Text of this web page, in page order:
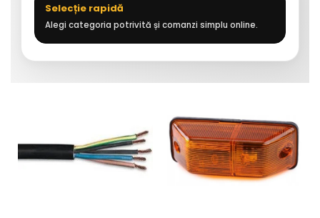
Selecție rapidă
Alegi categoria potrivită și comanzi simplu online.